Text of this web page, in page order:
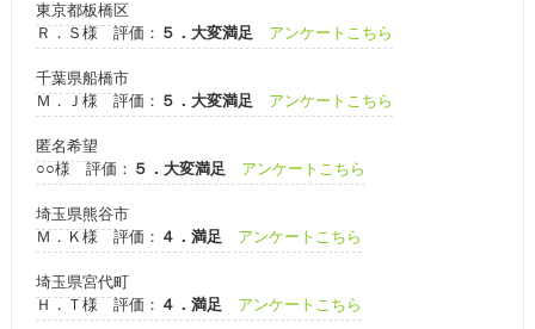
東京都板橋区
Ｒ．Ｓ様 評価： ５．大変満足 アンケートこちら
千葉県船橋市
Ｍ．Ｊ様 評価： ５．大変満足 アンケートこちら
匿名希望
○○様 評価： ５．大変満足 アンケートこちら
埼玉県熊谷市
Ｍ．Ｋ様 評価： ４．満足 アンケートこちら
埼玉県宮代町
Ｈ．Ｔ様 評価： ４．満足 アンケートこちら